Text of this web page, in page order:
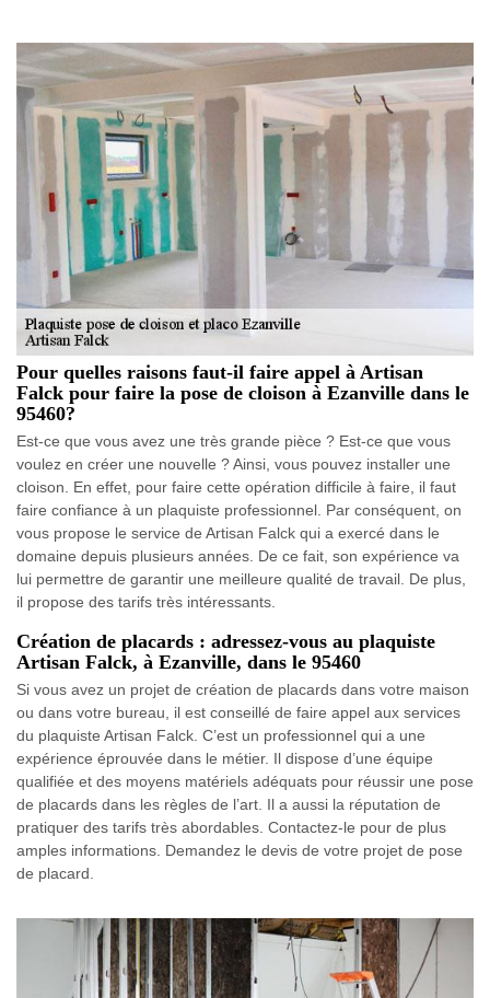
Pour quelles raisons faut-il faire appel à Artisan
Falck pour faire la pose de cloison à Ezanville dans le
95460?
Est-ce que vous avez une très grande pièce ? Est-ce que vous
voulez en créer une nouvelle ? Ainsi, vous pouvez installer une
cloison. En effet, pour faire cette opération difficile à faire, il faut
faire confiance à un plaquiste professionnel. Par conséquent, on
vous propose le service de Artisan Falck qui a exercé dans le
domaine depuis plusieurs années. De ce fait, son expérience va
lui permettre de garantir une meilleure qualité de travail. De plus,
il propose des tarifs très intéressants.
Création de placards : adressez-vous au plaquiste
Artisan Falck, à Ezanville, dans le 95460
Si vous avez un projet de création de placards dans votre maison
ou dans votre bureau, il est conseillé de faire appel aux services
du plaquiste Artisan Falck. C’est un professionnel qui a une
expérience éprouvée dans le métier. Il dispose d’une équipe
qualifiée et des moyens matériels adéquats pour réussir une pose
de placards dans les règles de l’art. Il a aussi la réputation de
pratiquer des tarifs très abordables. Contactez-le pour de plus
amples informations. Demandez le devis de votre projet de pose
de placard.